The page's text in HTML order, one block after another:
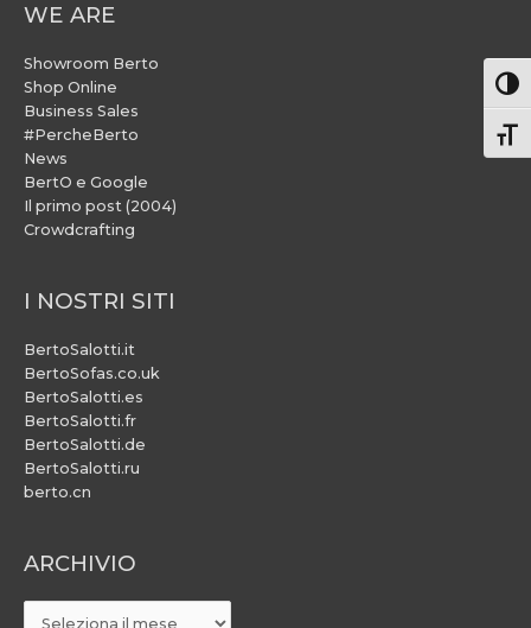
WE ARE
Showroom Berto
Shop Online
Business Sales
#PercheBerto
News
BertO e Google
Il primo post (2004)
Crowdcrafting
I NOSTRI SITI
BertoSalotti.it
BertoSofas.co.uk
BertoSalotti.es
BertoSalotti.fr
BertoSalotti.de
BertoSalotti.ru
berto.cn
ARCHIVIO
ARCHIVIO